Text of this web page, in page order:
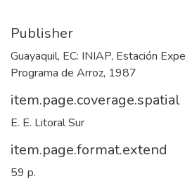
Publisher
Guayaquil, EC: INIAP, Estación
Programa de Arroz, 1987
item.page.coverage.spatial
E. E. Litoral Sur
item.page.format.extend
59 p.